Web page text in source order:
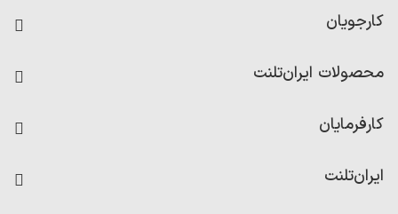
کارجویان
امتیاز شرکت‌ها
محصولات ایران‌تلنت
کاردیکس
کارفرمایان
ایران‌تلنت